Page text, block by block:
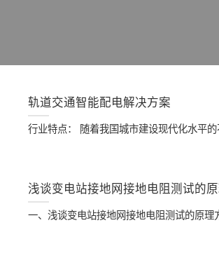
轨道交通智能配电解决方案
行业特点： 随着我国城市建设现代化水平
浅谈变电站接地网接地电阻测试的
一、浅谈变电站接地网接地电阻测试的原